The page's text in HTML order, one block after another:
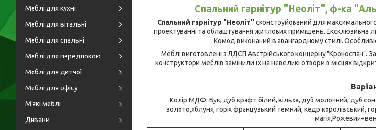
Меблі для кухні
Меблі для вітальні
Меблі для спальні
Меблі для передпокою
Меблі для дитчої
Меблі для офісу
М'які меблі
Дивани
Спальний гарнітур "Неоліт", ф-ка
Спальний гарнітур "Неоліт"сконструйований для
проектуванні та облаштування житлових приміщень. Ексклюзивна
Комод виконаний в авангардному стилі.
Меблі виготовлені з ЛДСП Австрійського концерну "Кроноспан".
конструктори меблів замінили їх на невеликі отвори в місцях
Колір МДФ: Бук, дуб крафт білий, вільха, дуб молочний, дуб
золото,яблуня, горіх французький темний, кедр королівський,